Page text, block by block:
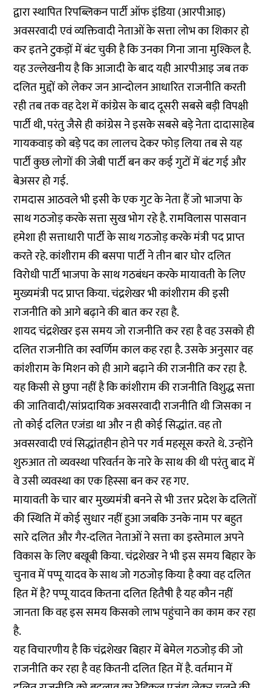
द्वारा स्थापित रिपब्लिकन पार्टी ऑफ इंडिया (आरपीआइ)
अवसरवादी एवं व्यक्तिवादी नेताओं के सत्ता लोभ का शिकार हो
कर इतने टुकड़ों में बंट चुकी है कि उनका गिना जाना मुश्किल है.
यह उल्लेखनीय है कि आजादी के बाद यही आरपीआइ जब तक
दलित मुद्दों को लेकर जन आन्दोलन आधारित राजनीति करती
रही तब तक वह देश में कांग्रेस के बाद दूसरी सबसे बड़ी विपक्षी
पार्टी थी, परंतु जैसे ही कांग्रेस ने इसके सबसे बड़े नेता दादासाहेब
गायकवाड़ को बड़े पद का लालच देकर फोड़ लिया तब से यह
पार्टी कुछ लोगों की जेबी पार्टी बन कर कई गुटों में बंट गई और
बेअसर हो गई.
रामदास आठवले भी इसी के एक गुट के नेता हैं जो भाजपा के
साथ गठजोड़ करके सत्ता सुख भोग रहे है. रामविलास पासवान
हमेशा ही सत्ताधारी पार्टी के साथ गठजोड़ करके मंत्री पद प्राप्त
करते रहे. कांशीराम की बसपा पार्टी ने तीन बार घोर दलित
विरोधी पार्टी भाजपा के साथ गठबंधन करके मायावती के लिए
मुख्यमंत्री पद प्राप्त किया. चंद्रशेखर भी कांशीराम की इसी
राजनीति को आगे बढ़ाने की बात कर रहा है.
शायद चंद्रशेखर इस समय जो राजनीति कर रहा है वह उसको ही
दलित राजनीति का स्वर्णिम काल कह रहा है. उसके अनुसार वह
कांशीराम के मिशन को ही आगे बढ़ाने की राजनीति कर रहा है.
यह किसी से छुपा नहीं है कि कांशीराम की राजनीति विशुद्ध सत्ता
की जातिवादी/सांप्रदायिक अवसरवादी राजनीति थी जिसका न
तो कोई दलित एजंडा था और न ही कोई सिद्धांत. वह तो
अवसरवादी एवं सिद्धांतहीन होने पर गर्व महसूस करते थे. उन्होंने
शुरुआत तो व्यवस्था परिवर्तन के नारे के साथ की थी परंतु बाद में
वे उसी व्यवस्था का एक हिस्सा बन कर रह गए.
मायावती के चार बार मुख्यमंत्री बनने से भी उत्तर प्रदेश के दलितों
की स्थिति में कोई सुधार नहीं हुआ जबकि उनके नाम पर बहुत
सारे दलित और गैर-दलित नेताओं ने सत्ता का इस्तेमाल अपने
विकास के लिए बखूबी किया. चंद्रशेखर ने भी इस समय बिहार के
चुनाव में पप्पू यादव के साथ जो गठजोड़ किया है क्या वह दलित
हित में है? पप्पू यादव कितना दलित हितैषी है यह कौन नहीं
जानता कि वह इस समय किसको लाभ पहुंचाने का काम कर रहा
है.
यह विचारणीय है कि चंद्रशेखर बिहार में बेमेल गठजोड़ की जो
राजनीति कर रहा है वह कितनी दलित हित में है. वर्तमान में